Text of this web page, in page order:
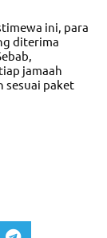
ini, para
diterima
jamaah
sesuai paket